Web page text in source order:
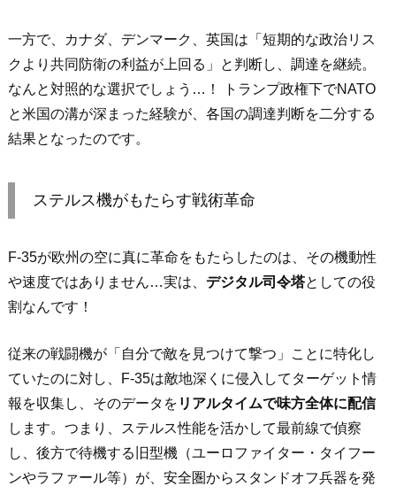
一方で、カナダ、デンマーク、英国は「短期的な政治リス
クより共同防衛の利益が上回る」と判断し、調達を継続。
なんと対照的な選択でしょう…！ トランプ政権下でNATO
と米国の溝が深まった経験が、各国の調達判断を二分する
結果となったのです。
ステルス機がもたらす戦術革命
F-35が欧州の空に真に革命をもたらしたのは、その機動性
や速度ではありません…実は、 デジタル司令塔としての役
割なんです！
従来の戦闘機が「自分で敵を見つけて撃つ」ことに特化し
ていたのに対し、F-35は敵地深くに侵入してターゲット情
報を収集し、そのデータを リアルタイムで味方全体に配信
します。つまり、ステルス性能を活かして最前線で偵察
し、後方で待機する旧型機（ユーロファイター・タイフー
ンやラファール等）が、安全圏からスタンドオフ兵器を発